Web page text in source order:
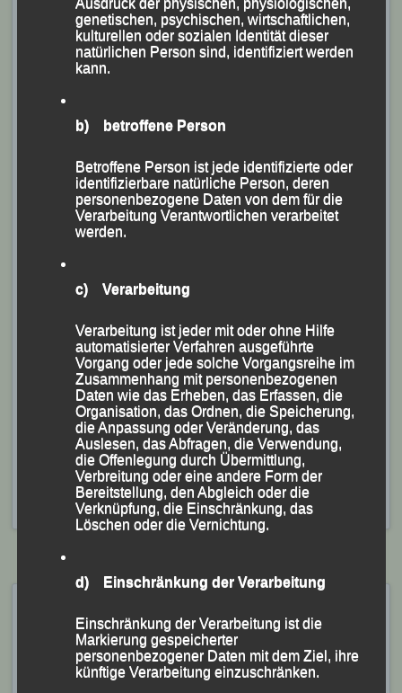
Die Halbmarathon-Protagonisten Stephan Deckwerth
und Jonathan Schubert
Im „Sprintrennen“ über 10 Kilometer blieben für
Stephan Fruhmann die Uhren nach 33:16 Minuten
stehen, was für ihn Platz Acht der Gesamtwertung und
den Sieg in seiner AK M 40 bedeutete! Mit seiner
M 50. Rang Sieben in der Damenwertung und Bronze
bzw. Platz Drei in ihrer AK W 30 für Jana Vogel, die mit
ihren 38:17 Minuten nur denkbar knapp eine neue
persönliche Bestzeit verfehlte
VeröffentlichtinAktuelles,Archiv 2022 |Markiert mitAnne
Schregle,Christina Wimmer,Eva Schultz,Frank Schneider
Generali München Marathon,Günther Zahn,Jonas Storch
Kathrin Bründl,Lisa Fuchs ,Maxim Fuchs,Richard Friedrich
Sascha Jäger,Schwager Andreas,Schwager Martin
Stephan Fruhmann,Ulrike Maisch
„Night of the 5000s“ –
Guernsey (UK), 27. Juni
2021
genetischen, psychischen, wirtschaftlichen,
kulturellen oder sozialen Identität dieser
natürlichen Person sind, identifiziert werden
kann.
b) betroffene Person
Betroffene Person ist jede identifizierte oder
identifizierbare natürliche Person, deren
personenbezogene Daten von dem für die
Verarbeitung Verantwortlichen verarbeitet
werden.
c) Verarbeitung
Verarbeitung ist jeder mit oder ohne Hilfe
automatisierter Verfahren ausgeführte
Vorgang oder jede solche Vorgangsreihe im
Zusammenhang mit personenbezogenen
Daten wie das Erheben, das Erfassen, die
Organisation, das Ordnen, die Speicherung,
die Anpassung oder Veränderung, das
Auslesen, das Abfragen, die Verwendung,
die Offenlegung durch Übermittlung,
Verbreitung oder eine andere Form der
Bereitstellung, den Abgleich oder die
Verknüpfung, die Einschränkung, das
Löschen oder die Vernichtung.
d) Einschränkung der Verarbeitung
Einschränkung der Verarbeitung ist die
Markierung gespeicherter
personenbezogener Daten mit dem Ziel, ihre
künftige Verarbeitung einzuschränken.